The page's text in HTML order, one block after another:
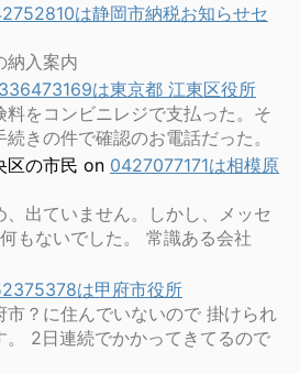
は静岡市納税お知らせセ
納入案内
は東京都 江東区役所
料をコンビニレジで支払った。そ
きの件で確認のお電話だった。
区の市民 on 0427077171は相模原
、出ていません。しかし、メッセ
もないでした。 常識ある会社
は甲府市役所
市？に住んでいないので 掛けられ
。 2日連続でかかってきてるので